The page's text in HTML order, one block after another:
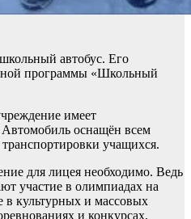
автобус. Его
программы «Школьный
имеет
оснащён всем
учащихся.
для лицея необходимо. Ведь
участие в олимпиадах на
в культурных и массовых
и конкурсах.